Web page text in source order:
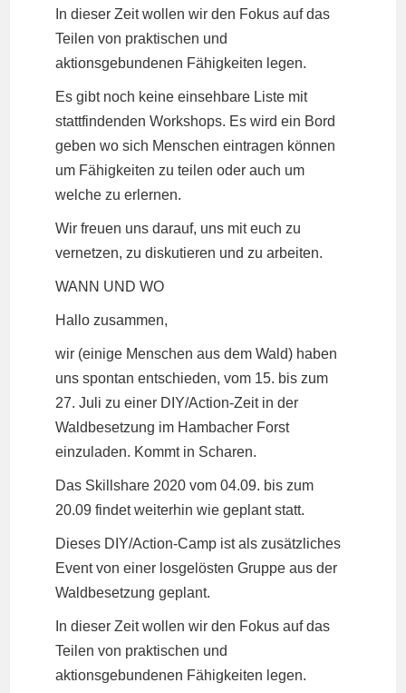
In dieser Zeit wollen wir den Fokus auf das
Teilen von praktischen und
aktionsgebundenen Fähigkeiten legen.
Es gibt noch keine einsehbare Liste mit
stattfindenden Workshops. Es wird ein Bord
geben wo sich Menschen eintragen können
um Fähigkeiten zu teilen oder auch um
welche zu erlernen.
Wir freuen uns darauf, uns mit euch zu
vernetzen, zu diskutieren und zu arbeiten.
WANN UND WO
Hallo zusammen,
wir (einige Menschen aus dem Wald) haben
uns spontan entschieden, vom 15. bis zum
27. Juli zu einer DIY/Action-Zeit in der
Waldbesetzung im Hambacher Forst
einzuladen. Kommt in Scharen.
Das Skillshare 2020 vom 04.09. bis zum
20.09 findet weiterhin wie geplant statt.
Dieses DIY/Action-Camp ist als zusätzliches
Event von einer losgelösten Gruppe aus der
Waldbesetzung geplant.
In dieser Zeit wollen wir den Fokus auf das
Teilen von praktischen und
aktionsgebundenen Fähigkeiten legen.